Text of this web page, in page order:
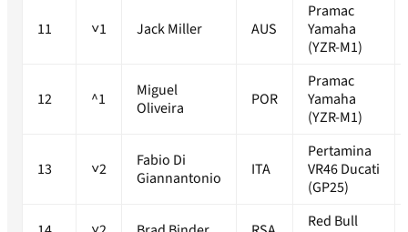
11 ˅1 Jack Miller AUS
Pramac
Yamaha
(YZR-M1)
12 ^1
Miguel
Oliveira
POR
Pramac
Yamaha
(YZR-M1)
13 ˅2
Fabio Di
Giannantonio
ITA
Pertamina
VR46 Ducati
(GP25)
Red Bull